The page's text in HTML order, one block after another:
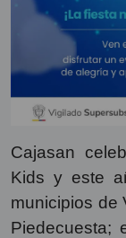
Cajasan
Kids y este
municipios de
Piedecuesta;